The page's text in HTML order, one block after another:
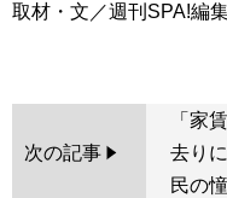
取材・文／週刊SPA!編
次の記事
「家
去り
民の